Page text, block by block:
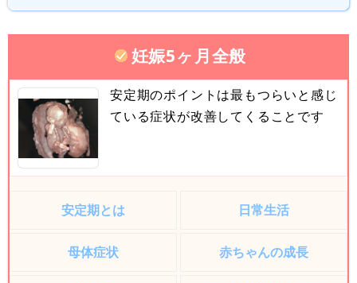
妊娠5ヶ月全般
安定期のポイントは最もつらいと感じ
ている症状が改善してくることです
安定期とは 日常生活
母体症状 赤ちゃんの成長